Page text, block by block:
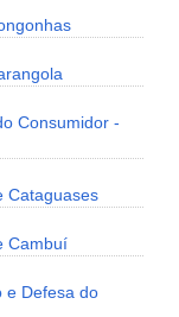
Consumidor -
Cataguases
Cambuí
e Defesa do